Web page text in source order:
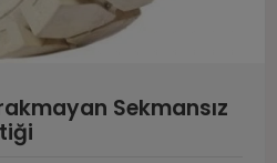
Sekmansız